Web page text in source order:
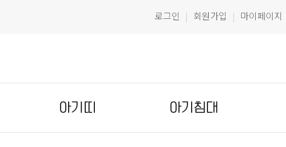
로그인 | 회원가입 | 마이페이지
아기띠 아기침대